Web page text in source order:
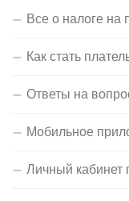
Все о налоге
Как стать
Ответы на
Мобильное
Личный